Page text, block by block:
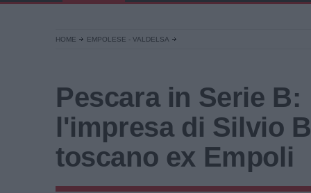
HOME EMPOLESE - VALDELSA
Pescara in Serie B:
l'impresa di Silvio
toscano ex Empoli